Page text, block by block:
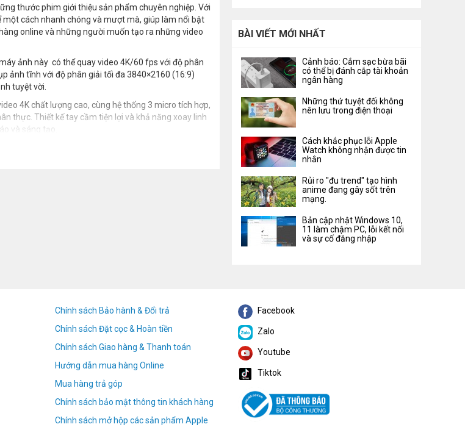
thước phim giới thiệu sản phẩm chuyên nghiệp. Với
cách nhanh chóng và mượt mà, giúp làm nổi bật
online và những người muốn tạo ra những video
ảnh này có thể quay video 4K/60 fps với độ phân
ảnh tĩnh với độ phân giải tối đa 3840×2160 (16:9)
tuyệt vời.
4K chất lượng cao, cùng hệ thống 3 micro tích hợp,
thực. Thiết kế tay cầm tiện lợi và khả năng xoay linh
và sáng tạo.
BÀI VIẾT MỚI NHẤT
Cảnh báo: Cắm sạc bừa bãi
có thể bị đánh cắp tài khoản
ngân hàng
Những thứ tuyệt đối không
nên lưu trong điện thoại
Cách khắc phục lỗi Apple
Watch không nhận được tin
nhắn
Rủi ro "đu trend" tạo hình
anime đang gây sốt trên
mạng.
Bản cập nhật Windows 10,
11 làm chậm PC, lỗi kết nối
và sự cố đăng nhập
Chính sách Bảo hành & Đổi trả
Chính sách Đặt cọc & Hoàn tiền
Chính sách Giao hàng & Thanh toán
Hướng dẫn mua hàng Online
Mua hàng trả góp
Chính sách bảo mật thông tin khách hàng
Chính sách mở hộp các sản phẩm Apple
Facebook
Zalo
Youtube
Tiktok